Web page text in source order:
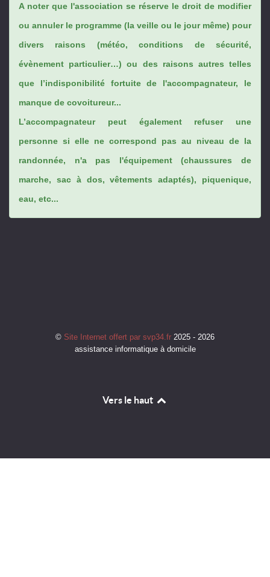
A noter que l'association se réserve le droit de modifier
ou annuler le programme (la veille ou le jour même) pour
divers raisons (météo, conditions de sécurité,
évènement particulier…) ou des raisons autres telles
que l’indisponibilité fortuite de l'accompagnateur, le
manque de covoitureur...
L’accompagnateur peut également refuser une
personne si elle ne correspond pas au niveau de la
randonnée, n'a pas l'équipement (chaussures de
marche, sac à dos, vêtements adaptés), piquenique,
eau, etc...
© Site Internet offert par svp34.fr 2025 - 2026
assistance informatique à domicile
Vers le haut